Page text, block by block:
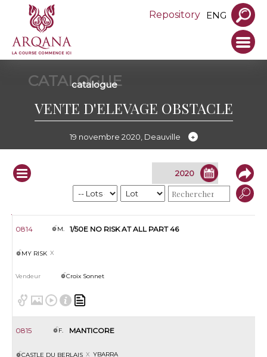
Repository ENG
CATALOGUE
catalogue
VENTE D'ELEVAGE OBSTACLE
19 novembre 2020, Deauville
Lot
S. Prod. Nom Père Mère Pleine de Vendeur
0814 M. 1/50E NO RISK AT ALL PART 46
MY RISK
Croix Sonnet
0815 F. MANTICORE
CASTLE DU BERLAIS YBARRA